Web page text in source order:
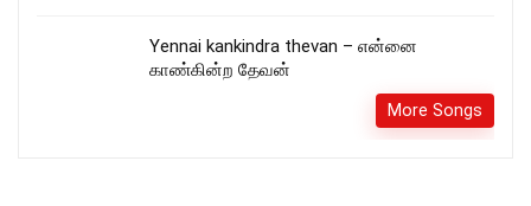
Yennai kankindra thevan – என்னை
காண்கின்ற தேவன்
More Songs